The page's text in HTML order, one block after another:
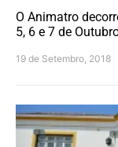
O Animatro
5, 6 e 7 de
19 de Setembro, 2018